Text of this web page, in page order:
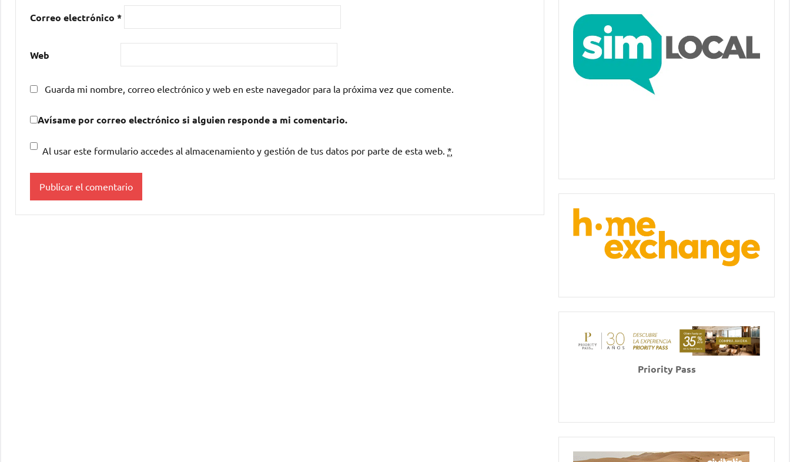
Correo electrónico *
Web
Guarda mi nombre, correo electrónico y web en este navegador para la próxima vez que comente.
Avísame por correo electrónico si alguien responde a mi comentario.
Al usar este formulario accedes al almacenamiento y gestión de tus datos por parte de esta web. *
Priority Pass